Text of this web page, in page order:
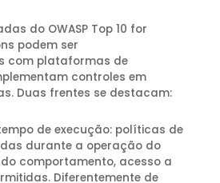
do OWASP Top 10 for
podem ser
com plataformas de
controles em
Duas frentes se destacam:
de execução: políticas de
durante a operação do
comportamento, acesso a
Diferentemente de